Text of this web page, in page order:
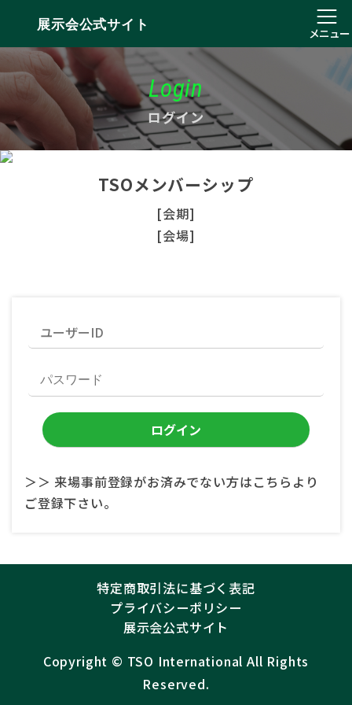
展示会公式サイト
メニュー
Login
ログイン
TSOメンバーシップ
[会期]
[会場]
＞＞ 来場事前登録がお済みでない方はこちらより
ご登録下さい。
特定商取引法に基づく表記
プライバシーポリシー
展示会公式サイト
Copyright ©︎ TSO International All Rights
Reserved.